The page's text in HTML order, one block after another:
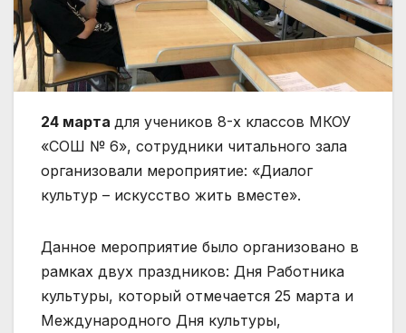
24 марта для учеников 8-х классов МКОУ
«СОШ № 6», сотрудники читального зала
организовали мероприятие: «Диалог
культур – искусство жить вместе».
Данное мероприятие было организовано в
рамках двух праздников: Дня Работника
культуры, который отмечается 25 марта и
Международного Дня культуры,